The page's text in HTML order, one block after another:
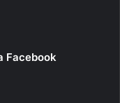
Facebook